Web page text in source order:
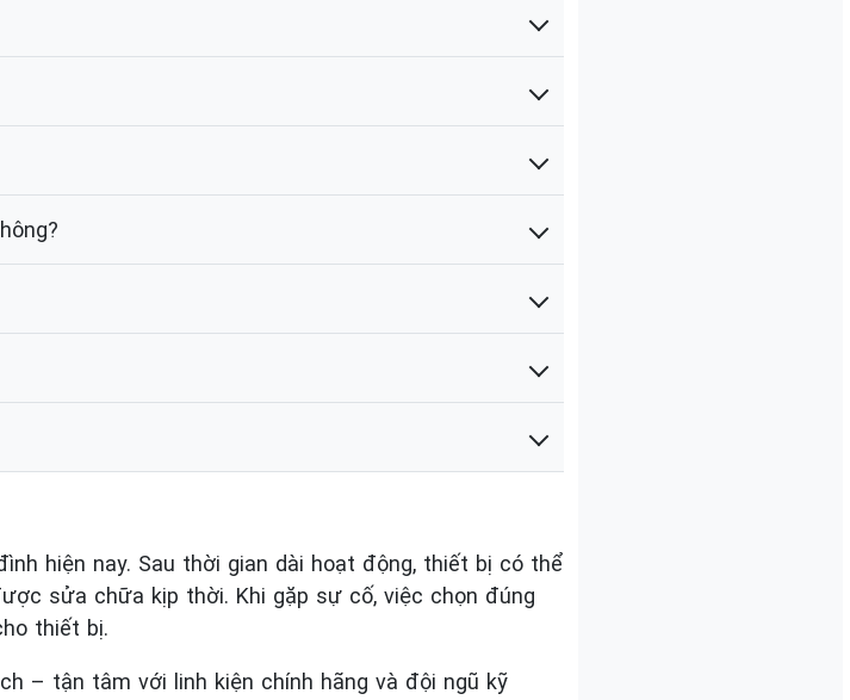
hiện nay. Sau thời gian dài hoạt động, thiết bị có thể
sửa chữa kịp thời. Khi gặp sự cố, việc chọn đúng
thiết bị.
– tận tâm với linh kiện chính hãng và đội ngũ kỹ